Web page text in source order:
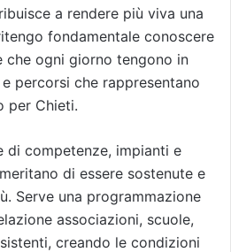
a rendere più viva una
fondamentale conoscere
che ogni giorno tengono in
percorsi che rappresentano
per Chieti.
di competenze, impianti e
di essere sostenute e
Serve una programmazione
associazioni, scuole,
creando le condizioni